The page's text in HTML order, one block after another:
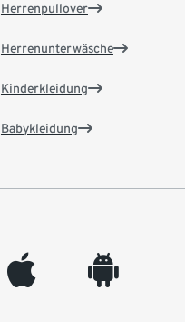
Herrenpullover
Herrenunterwäsche
Kinderkleidung
Babykleidung
appleinc android